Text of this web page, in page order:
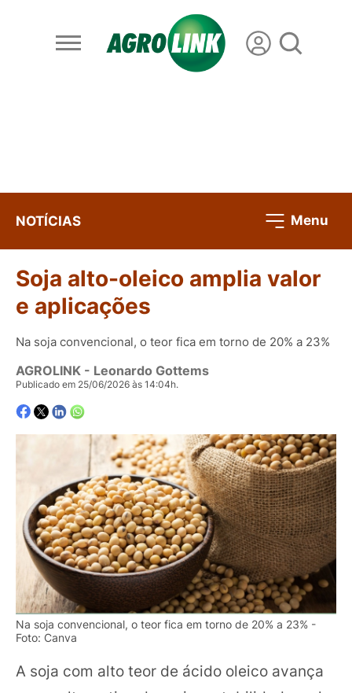
NOTÍCIAS Menu
Soja alto-oleico amplia valor
e aplicações
Na soja convencional, o teor fica em torno de 20% a 23%
AGROLINK - Leonardo Gottems
Publicado em 25/06/2026 às 14:04h.
Na soja convencional, o teor fica em torno de 20% a 23% -
Foto: Canva
A soja com alto teor de ácido oleico avança